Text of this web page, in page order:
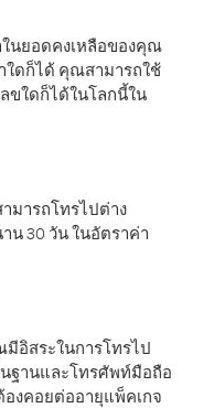
ในยอดคงเหลือของคุณ
ใดก็ได้ คุณสามารถใช้
ขใดก็ได้ในโลกนี้ใน
มารถโทรไปต่าง
น 30 วัน ในอัตราค่า
อิสระในการโทรไป
ฐานและโทรศัพท์มือถือ
งคอยต่ออายุแพ็คเกจ